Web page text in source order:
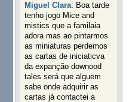
Miguel Clara: Boa tarde
tenho jogo Mice and
mistics que a familaia
adora mas ao pintarmos
as miniaturas perdemos
as cartas de iniciaticva
da expanção downood
tales será que alguem
sabe onde adquirir as
cartas já contactei a